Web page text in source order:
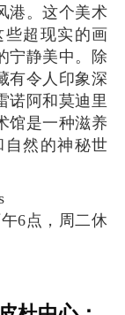
港。这个美术
超现实的画
宁静美中。除
有令人印象深
诺阿和莫迪里
馆是一种滋养
自然的神秘世
6点，周二休